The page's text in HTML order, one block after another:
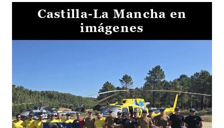
Castilla-La Mancha en
imágenes